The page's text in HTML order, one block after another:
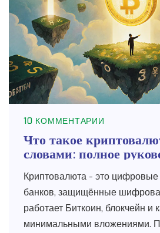
10 КОММЕНТАРИИ
Что такое
словами: полное
Криптовалюта - это цифровые
банков, защищённые
работает Биткоин, блокчейн и
минимальными вложениями.